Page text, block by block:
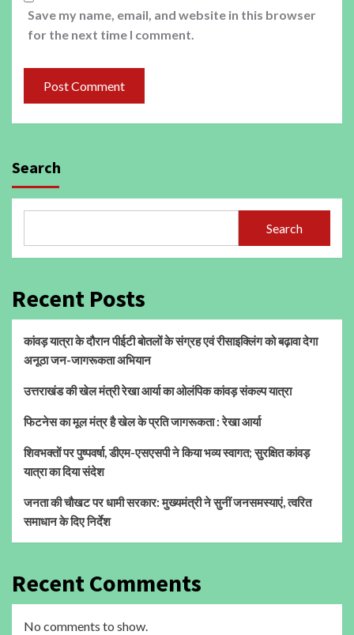
Save my name, email, and website in this browser
for the next time I comment.
Search
Search
Recent Posts
कांवड़ यात्रा के दौरान पीईटी बोतलों के संग्रह एवं रीसाइक्लिंग को बढ़ावा देगा
अनूठा जन-जागरूकता अभियान
उत्तराखंड की खेल मंत्री रेखा आर्या का ओलंपिक कांवड़ संकल्प यात्रा
फिटनेस का मूल मंत्र है खेल के प्रति जागरूकता : रेखा आर्या
शिवभक्तों पर पुष्पवर्षा, डीएम-एसएसपी ने किया भव्य स्वागत; सुरक्षित कांवड़
यात्रा का दिया संदेश
जनता की चौखट पर धामी सरकार: मुख्यमंत्री ने सुनीं जनसमस्याएं, त्वरित
समाधान के दिए निर्देश
Recent Comments
No comments to show.